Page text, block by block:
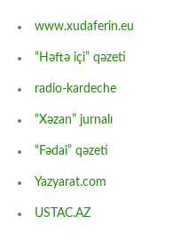
www.xudaferin.eu
“Həftə içi” qəzeti
radio-kardeche
“Xəzan” jurnalı
“Fədai” qəzeti
Yazyarat.com
USTAC.AZ